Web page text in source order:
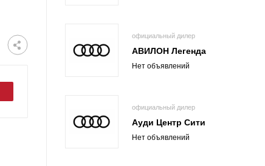
официальный дилер
АВИЛОН Легенда
Нет объявлений
официальный дилер
Ауди Центр Сити
Нет объявлений